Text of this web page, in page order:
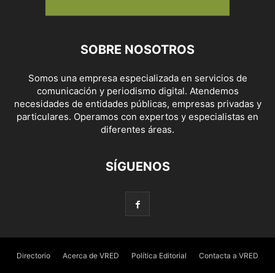
SOBRE NOSOTROS
Somos una empresa especializada en servicios de
comunicación y periodismo digital. Atendemos
necesidades de entidades públicas, empresas privadas y
particulares. Operamos con expertos y especialistas en
diferentes áreas.
SÍGUENOS
Directorio Acerca de VRED Política Editorial Contacta a VRED